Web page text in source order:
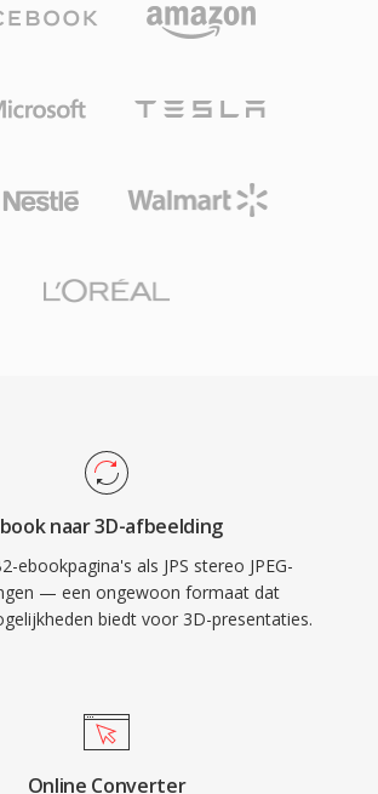
naar 3D-afbeelding
ebookpagina's als JPS stereo JPEG-
— een ongewoon formaat dat
biedt voor 3D-presentaties.
Online Converter